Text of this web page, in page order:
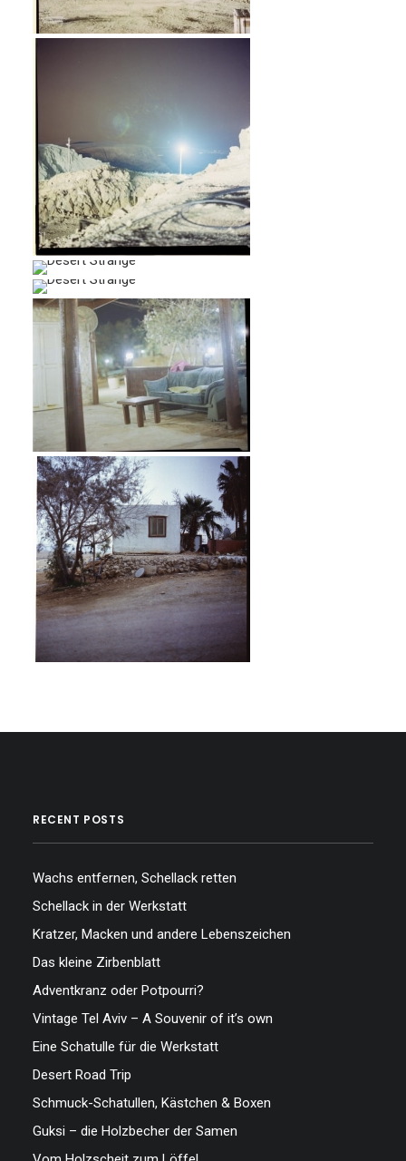
RECENT POSTS
Wachs entfernen, Schellack retten
Schellack in der Werkstatt
Kratzer, Macken und andere Lebenszeichen
Das kleine Zirbenblatt
Adventkranz oder Potpourri?
Vintage Tel Aviv – A Souvenir of it’s own
Eine Schatulle für die Werkstatt
Desert Road Trip
Schmuck-Schatullen, Kästchen & Boxen
Guksi – die Holzbecher der Samen